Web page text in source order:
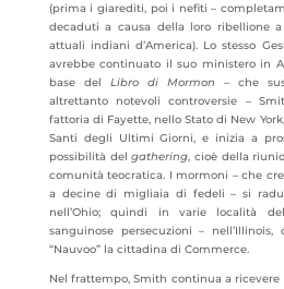
(prima i giarediti, poi i nefiti –
decaduti a causa della loro ribellione
attuali indiani d’America). Lo stesso
avrebbe continuato il suo ministero in
base del Libro di Mormon – che
altrettanto notevoli controversie –
fattoria di Fayette, nello Stato di New
Santi degli Ultimi Giorni, e inizia a
possibilità delgathering, cioè della
comunità teocratica. I mormoni – che
a decine di migliaia di fedeli – si
nell’Ohio; quindi in varie località
sanguinose persecuzioni – nell’Illinois,
“Nauvoo” la cittadina di Commerce.
Nel frattempo, Smith continua a